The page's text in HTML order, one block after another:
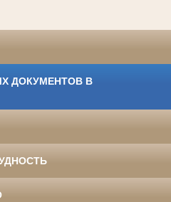
ДОКУМЕНТОВ В